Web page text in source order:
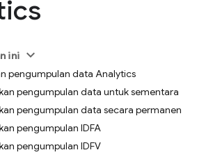
ini
pengumpulan data Analytics
pengumpulan data untuk sementara
pengumpulan data secara permanen
pengumpulan IDFA
pengumpulan IDFV